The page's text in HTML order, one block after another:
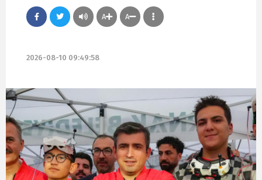
A A
2026-08-10 09:49:58